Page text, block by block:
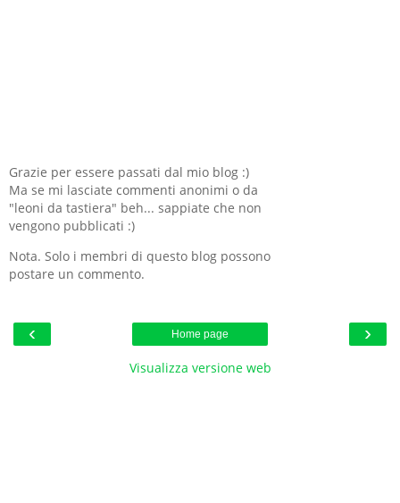
Grazie per essere passati dal mio blog :)
Ma se mi lasciate commenti anonimi o da
"leoni da tastiera" beh... sappiate che non
vengono pubblicati :)
Nota. Solo i membri di questo blog possono
postare un commento.
‹ ›
Home page
Visualizza versione web